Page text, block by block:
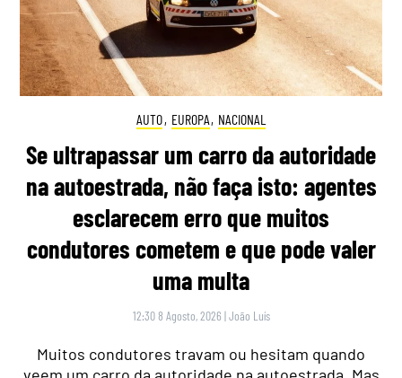
AUTO, EUROPA, NACIONAL
Se ultrapassar um carro da autoridade
na autoestrada, não faça isto: agentes
esclarecem erro que muitos
condutores cometem e que pode valer
uma multa
12:30 8 Agosto, 2026 |João Luís
Muitos condutores travam ou hesitam quando